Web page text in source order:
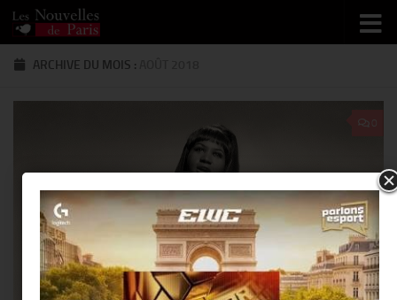
Skip to content
ARCHIVE DU MOIS :